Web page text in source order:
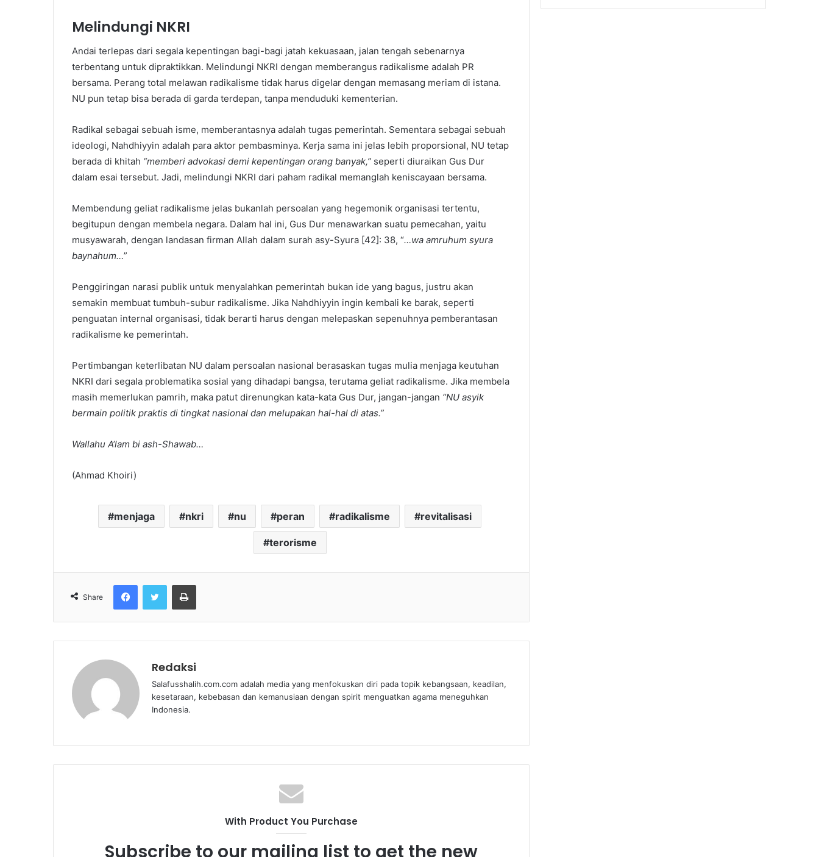
Melindungi NKRI
Andai terlepas dari segala kepentingan bagi-bagi jatah kekuasaan, jalan tengah sebenarnya
terbentang untuk dipraktikkan. Melindungi NKRI dengan memberangus radikalisme adalah PR
bersama. Perang total melawan radikalisme tidak harus digelar dengan memasang meriam di istana.
NU pun tetap bisa berada di garda terdepan, tanpa menduduki kementerian.
Radikal sebagai sebuah isme, memberantasnya adalah tugas pemerintah. Sementara sebagai sebuah
ideologi, Nahdhiyyin adalah para aktor pembasminya. Kerja sama ini jelas lebih proporsional, NU tetap
berada di khitah “memberi advokasi demi kepentingan orang banyak,” seperti diuraikan Gus Dur
dalam esai tersebut. Jadi, melindungi NKRI dari paham radikal memanglah keniscayaan bersama.
Membendung geliat radikalisme jelas bukanlah persoalan yang hegemonik organisasi tertentu,
begitupun dengan membela negara. Dalam hal ini, Gus Dur menawarkan suatu pemecahan, yaitu
musyawarah, dengan landasan firman Allah dalam surah asy-Syura [42]: 38, “…wa amruhum syura
baynahum…”
Penggiringan narasi publik untuk menyalahkan pemerintah bukan ide yang bagus, justru akan
semakin membuat tumbuh-subur radikalisme. Jika Nahdhiyyin ingin kembali ke barak, seperti
penguatan internal organisasi, tidak berarti harus dengan melepaskan sepenuhnya pemberantasan
radikalisme ke pemerintah.
Pertimbangan keterlibatan NU dalam persoalan nasional berasaskan tugas mulia menjaga keutuhan
NKRI dari segala problematika sosial yang dihadapi bangsa, terutama geliat radikalisme. Jika membela
masih memerlukan pamrih, maka patut direnungkan kata-kata Gus Dur, jangan-jangan “NU asyik
bermain politik praktis di tingkat nasional dan melupakan hal-hal di atas.”
Wallahu A‘lam bi ash-Shawab…
(Ahmad Khoiri)
menjaga nkri nu peran radikalisme revitalisasi
terorisme
Share
Redaksi
Salafusshalih.com.com adalah media yang menfokuskan diri pada topik kebangsaan, keadilan,
kesetaraan, kebebasan dan kemanusiaan dengan spirit menguatkan agama meneguhkan
Indonesia.
With Product You Purchase
Subscribe to our mailing list to get the new